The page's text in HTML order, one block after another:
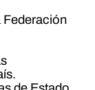
Federación